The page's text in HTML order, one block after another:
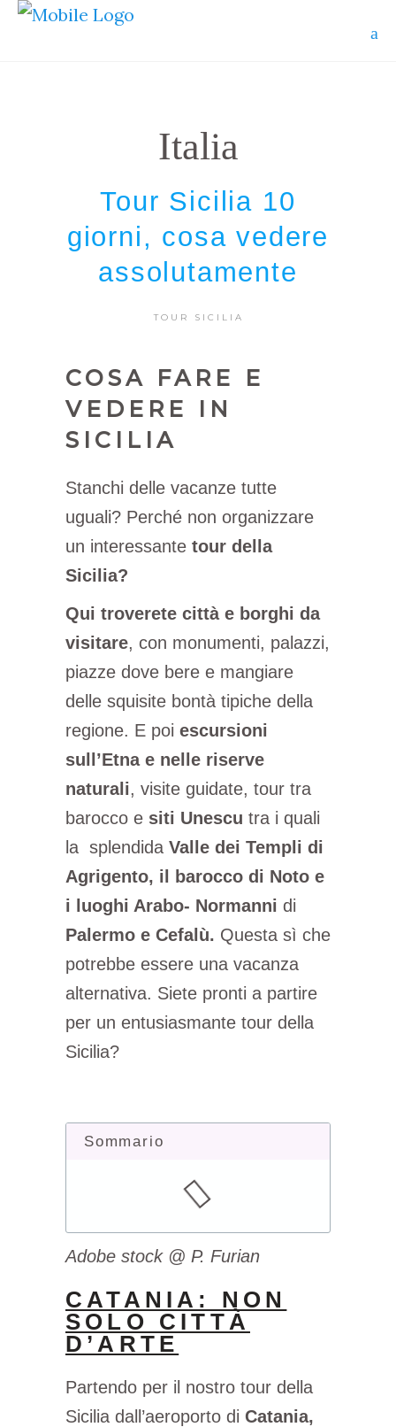
Italia
Tour Sicilia 10
giorni, cosa vedere
assolutamente
TOUR SICILIA
COSA FARE E
VEDERE IN
SICILIA
Stanchi delle vacanze tutte
uguali? Perché non organizzare
un interessante tour della
Sicilia?
Qui troverete città e borghi da
visitare, con monumenti, palazzi,
piazze dove bere e mangiare
delle squisite bontà tipiche della
regione. E poi escursioni
sull’Etna e nelle riserve
naturali, visite guidate, tour tra
barocco e siti Unescu tra i quali
la splendida Valle dei Templi di
Agrigento, il barocco di Noto e
i luoghi Arabo- Normanni di
Palermo e Cefalù. Questa sì che
potrebbe essere una vacanza
alternativa. Siete pronti a partire
per un entusiasmante tour della
Sicilia?
Sommario
Adobe stock @ P. Furian
CATANIA: NON
SOLO CITTÀ
D’ARTE
Partendo per il nostro tour della
Sicilia dall’aeroporto di Catania,